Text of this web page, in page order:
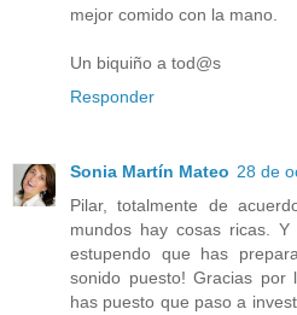
mejor comido con la mano.
Un biquiño a tod@s
Responder
Sonia Martín Mateo 28 de
Pilar, totalmente de
mundos hay cosas ricas.
estupendo que has
sonido puesto! Gracias
has puesto que paso a